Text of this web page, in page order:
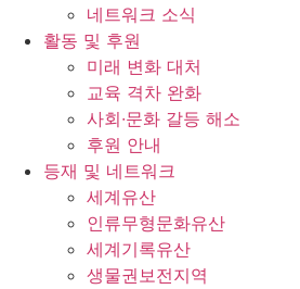
네트워크 소식
활동 및 후원
미래 변화 대처
교육 격차 완화
사회∙문화 갈등 해소
후원 안내
등재 및 네트워크
세계유산
인류무형문화유산
세계기록유산
생물권보전지역